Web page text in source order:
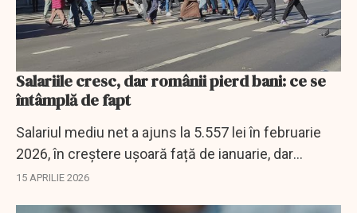
Salariile cresc, dar românii pierd bani: ce se
întâmplă de fapt
Salariul mediu net a ajuns la 5.557 lei în februarie
2026, în creștere ușoară față de ianuarie, dar
puterea de cumpărare rămâne sub nivelul de anul
15 APRILIE 2026